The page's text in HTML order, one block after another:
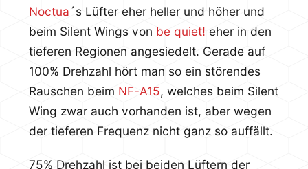
Noctua´s Lüfter eher heller und höher und
beim Silent Wings von be quiet! eher in den
tieferen Regionen angesiedelt. Gerade auf
100% Drehzahl hört man so ein störendes
Rauschen beim NF-A15, welches beim Silent
Wing zwar auch vorhanden ist, aber wegen
der tieferen Frequenz nicht ganz so auffällt.
75% Drehzahl ist bei beiden Lüftern der